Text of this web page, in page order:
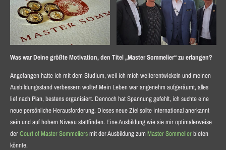
Was war Deine größte Motivation, den Titel „Master Sommelier“ zu erlangen?
Angefangen hatte ich mit dem Studium, weil ich mich weiterentwickeln und meinen
Ausbildungsstand verbessern wollte! Mein Leben war angenehm aufgeräumt, alles
lief nach Plan, bestens organisiert. Dennoch hat Spannung gefehlt, ich suchte eine
neue persönliche Herausforderung. Dieses neue Ziel sollte international anerkannt
sein und auf hohem Niveau stattfinden. Eine Ausbildung wie sie mir optimalerweise
derCourt of Master Sommeliersmit der Ausbildung zum Master Sommelierbieten
könnte.